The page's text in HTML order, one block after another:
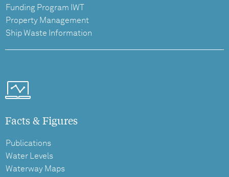
Funding Program IWT
Property Management
Ship Waste Information
Facts & Figures
Publications
Water Levels
Waterway Maps